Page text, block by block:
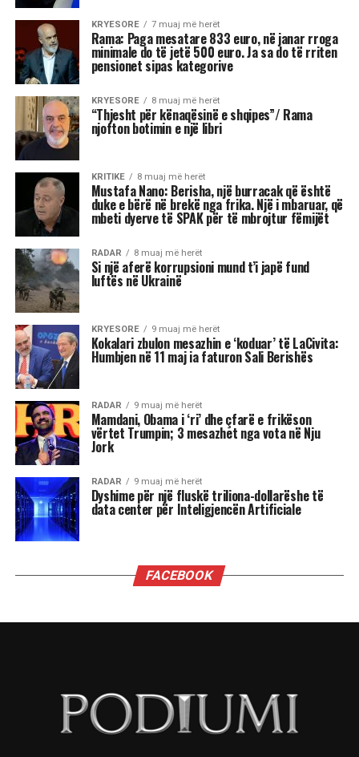
KRYESORE 7 muaj më herët
Rama: Paga mesatare 833 euro, në janar rroga
minimale do të jetë 500 euro. Ja sa do të rriten
pensionet sipas kategorive
KRYESORE 8 muaj më herët
“Thjesht për kënaqësinë e shqipes”/ Rama
njofton botimin e një libri
KRITIKE 8 muaj më herët
Mustafa Nano: Berisha, një burracak që është
duke e bërë në brekë nga frika. Një i mbaruar, që
mbeti dyerve të SPAK për të mbrojtur fëmijët
RADAR 8 muaj më herët
Si një aferë korrupsioni mund t’i japë fund
luftës në Ukrainë
KRYESORE 9 muaj më herët
Kokalari zbulon mesazhin e ‘koduar’ të LaCivita:
Humbjen në 11 maj ia faturon Sali Berishës
RADAR 9 muaj më herët
Mamdani, Obama i ‘ri’ dhe çfarë e frikëson
vërtet Trumpin; 3 mesazhet nga vota në Nju
Jork
RADAR 9 muaj më herët
Dyshime për një fluskë triliona-dollarëshe të
data center për Inteligjencën Artificiale
FACEBOOK